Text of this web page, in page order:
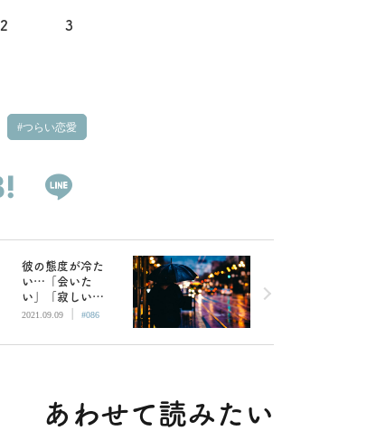
2 3
つらい恋愛
彼の態度が冷た
い…「会いた
い」「寂しい」
と告げたら振ら
ものすごい愛
2021.09.09 #086
あわせて読みたい